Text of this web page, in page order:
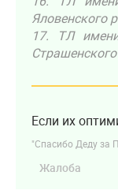
Яловенского
17. ТЛ
Если их
"Спасибо Деду за
Жалоба